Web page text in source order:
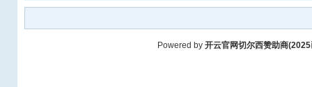
Powered by 开云官网切尔西赞助商